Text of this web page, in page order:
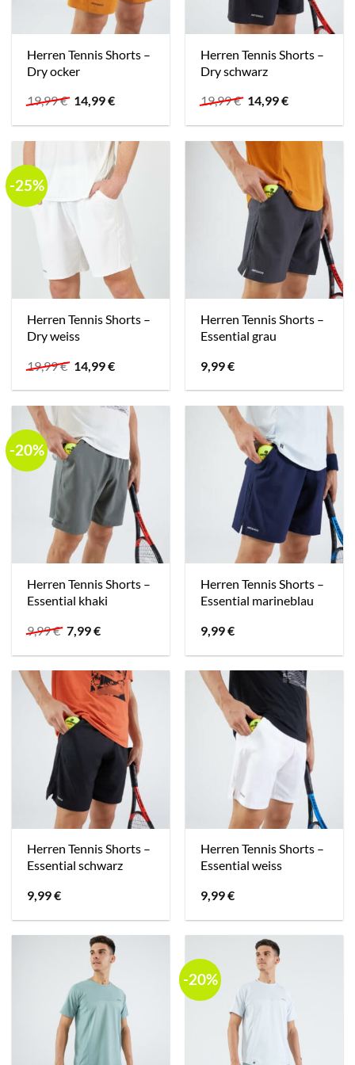
Herren Tennis Shorts –
Dry ocker
19,99€ Ursprünglicher
war:
19,99 €
14,99€Aktueller
ist:
14,99 €.
Herren Tennis Shorts –
Dry schwarz
19,99€ Ursprünglicher
war:
19,99 €
14,99€Aktueller
ist:
14,99 €.
-25%
Herren Tennis Shorts –
Dry weiss
19,99€ Ursprünglicher
Preis
war:
19,99 €
14,99€Aktueller
ist:
14,99 €.
Herren Tennis Shorts –
Essential grau
9,99€
-20%
Herren Tennis Shorts –
Essential khaki
9,99€ Ursprünglicher
Preis
war:
9,99 €
7,99€Aktueller
ist:
7,99 €.
Herren Tennis Shorts –
Essential marineblau
9,99€
Herren Tennis Shorts –
Essential schwarz
9,99€
Herren Tennis Shorts –
Essential weiss
9,99€
-20%